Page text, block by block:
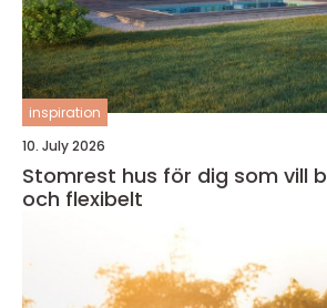
inspiration
10. July 2026
Stomrest hus för dig som vill
och flexibelt